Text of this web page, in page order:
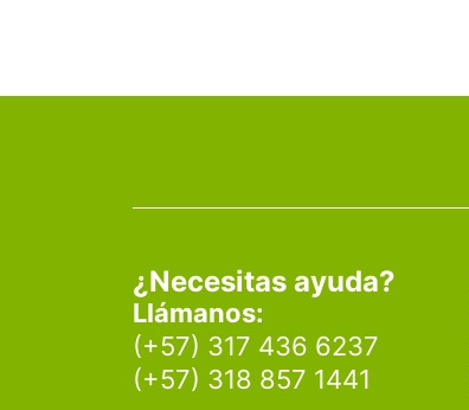
¿Necesitas ayuda?
Llámanos:
(+57) 317 436 6237
(+57) 318 857 1441